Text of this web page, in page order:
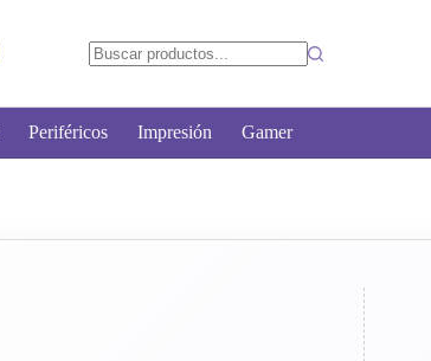
Periféricos Impresión Gamer